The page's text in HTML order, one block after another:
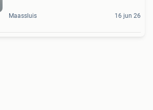
Maassluis 16 jun 26